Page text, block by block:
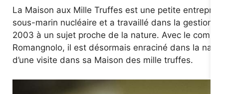
La Maison aux Mille Truffes est une petite
sous-marin nucléaire et a travaillé dans la gestion
2003 à un sujet proche de la nature. Avec le
Romangnolo, il est désormais enraciné dans la
d’une visite dans sa Maison des mille truffes.